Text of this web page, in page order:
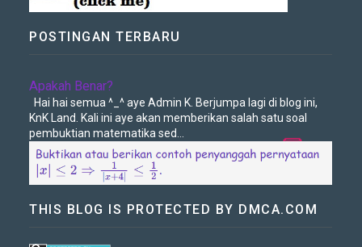
🔟
POSTINGAN TERBARU
Apakah Benar?
Hai hai semua ^_^ aye Admin K. Berjumpa lagi di blog ini,
KnK Land. Kali ini aye akan memberikan salah satu soal
pembuktian matematika sed...
THIS BLOG IS PROTECTED BY DMCA.COM